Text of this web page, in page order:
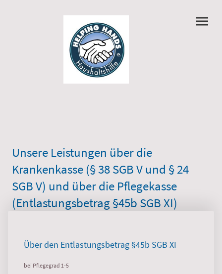
Unsere Leistungen über die
Krankenkasse (§ 38 SGB V und § 24
SGB V) und über die Pflegekasse
(Entlastungsbetrag §45b SGB XI)
Über den Entlastungsbetrag §45b SGB XI
bei Pflegegrad 1-5